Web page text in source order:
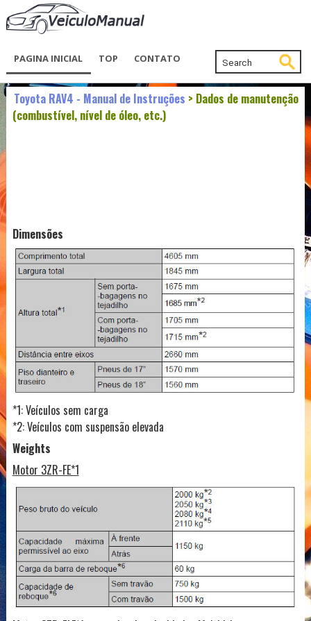
PAGINA INICIAL TOP CONTATO
Toyota RAV4 - Manual de Instruções > Dados de manutenção
(combustível, nível de óleo, etc.)
Dimensões
*1: Veículos sem carga
*2: Veículos com suspensão elevada
Weights
Motor 3ZR-FE*1